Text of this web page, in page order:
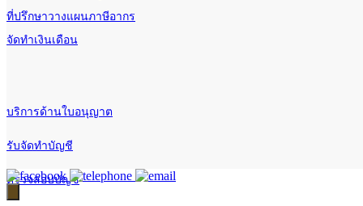
ที่ปรึกษาวางแผนภาษีอากร
จัดทำเงินเดือน
บริการด้านใบอนุญาต
รับจัดทำบัญชี
ตรวจสอบบัญชี